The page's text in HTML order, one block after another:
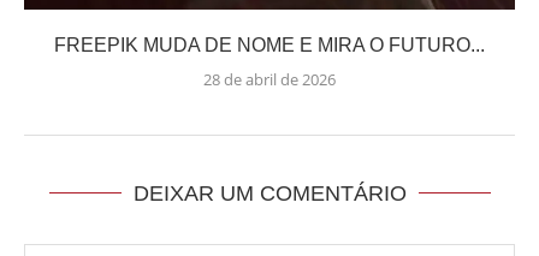
FREEPIK MUDA DE NOME E MIRA O FUTURO...
28 de abril de 2026
DEIXAR UM COMENTÁRIO